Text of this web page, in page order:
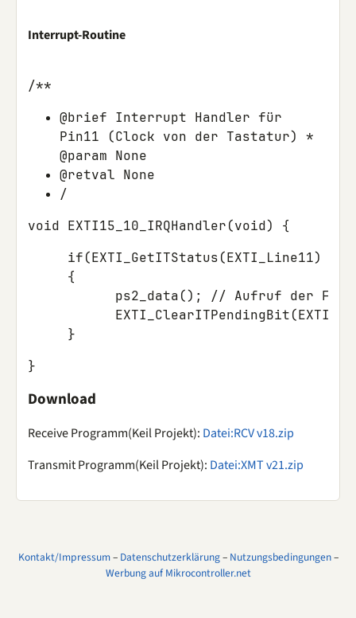
Interrupt-Routine
/**
@brief Interrupt Handler für
Pin11 (Clock von der Tastatur) *
@param None
@retval None
/
void EXTI15_10_IRQHandler(void) {
if(EXTI_GetITStatus(EXTI_Line11)
     {
ps2_data(); // Aufruf der
}
Download
Receive Programm(Keil Projekt): Datei:RCV v18.zip
Transmit Programm(Keil Projekt): Datei:XMT v21.zip
Kontakt/Impressum– Datenschutzerklärung– Nutzungsbedingungen–
Werbung auf Mikrocontroller.net